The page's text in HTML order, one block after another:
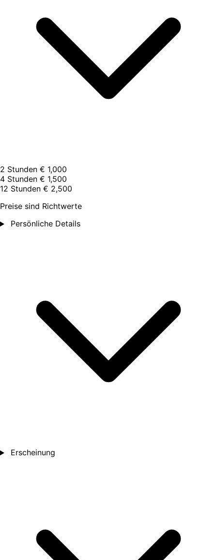
2 Stunden € 1,000
4 Stunden € 1,500
12 Stunden € 2,500
Preise sind Richtwerte
Persönliche Details
Erscheinung